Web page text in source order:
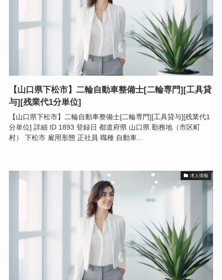
【山口県下松市】二輪自動車整備士[二輪専門][工具貸
与][残業代1分単位]
【山口県下松市】二輪自動車整備士[二輪専門][工具貸与][残業代1
分単位] 詳細 ID 1893 登録日 都道府県 山口県 勤務地（市区町
村） 下松市 雇用形態 正社員 職種 自動車...
求人情報